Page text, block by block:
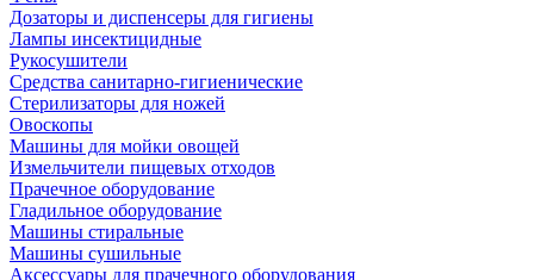
Дозаторы и диспенсеры для гигиены
Лампы инсектицидные
Рукосушители
Средства санитарно-гигиенические
Стерилизаторы для ножей
Овоскопы
Машины для мойки овощей
Измельчители пищевых отходов
Прачечное оборудование
Гладильное оборудование
Машины стиральные
Машины сушильные
Аксессуары для прачечного оборудования